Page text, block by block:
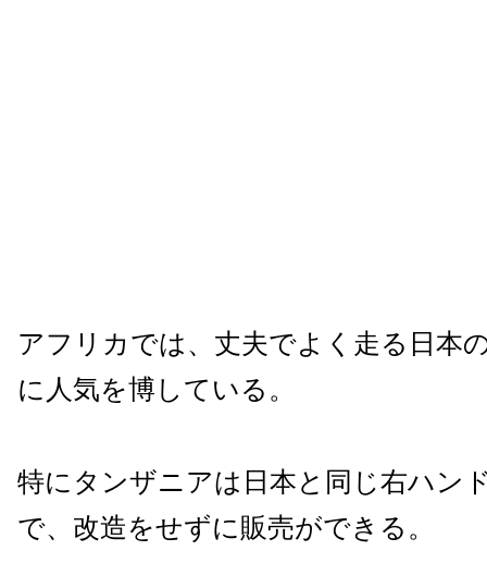
アフリカでは、丈夫でよく走る日本
に人気を博している。
特にタンザニアは日本と同じ右ハン
で、改造をせずに販売ができる。